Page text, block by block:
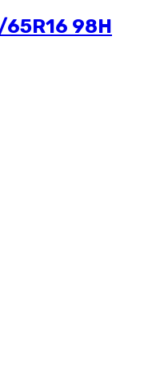
65R16 98H